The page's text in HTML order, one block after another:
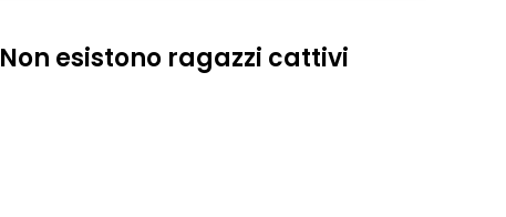
Non esistono ragazzi cattivi